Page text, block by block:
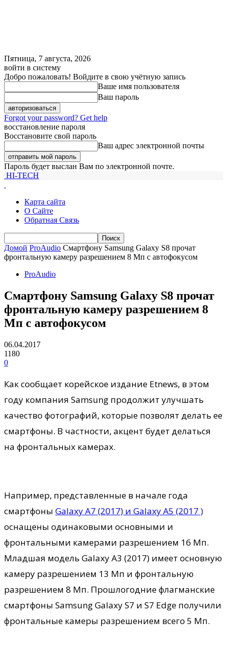
Пятница, 7 августа, 2026
войти в систему
Добро пожаловать! Войдите в свою учётную запись
Ваше имя пользователя
Ваш пароль
Forgot your password? Get help
восстановление пароля
Восстановите свой пароль
Ваш адрес электронной почты
Пароль будет выслан Вам по электронной почте.
HI-TECH
Карта сайта
О Сайте
Обратная Связь
Домой ProAudio Смартфону Samsung Galaxy S8 прочат
фронтальную камеру разрешением 8 Мп с автофокусом
ProAudio
Смартфону Samsung Galaxy S8 прочат
фронтальную камеру разрешением 8
Мп с автофокусом
06.04.2017
1180
0
Как сообщает корейское издание Etnews, в этом
году компания Samsung продолжит улучшать
качество фотографий, которые позволят делать ее
смартфоны. В частности, акцент будет делаться
на фронтальных камерах.
Например, представленные в начале года
смартфоны Galaxy A7 (2017) и Galaxy A5 (2017 )
оснащены одинаковыми основными и
фронтальными камерами разрешением 16 Мп.
Младшая модель Galaxy А3 (2017) имеет основную
камеру разрешением 13 Мп и фронтальную
разрешением 8 Мп. Прошлогодние флагманские
смартфоны Samsung Galaxy S7 и S7 Edge получили
фронтальные камеры разрешением всего 5 Мп.